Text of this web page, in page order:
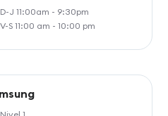
D-J 11:00am - 9:30pm
V-S 11:00 am - 10:00 pm